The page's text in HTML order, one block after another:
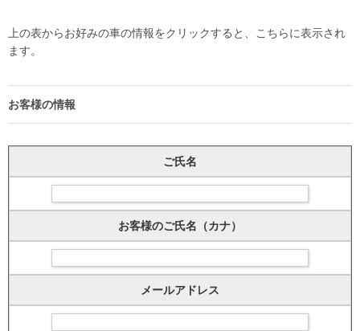
上の表からお好みの車の情報をクリックすると、こちらに表示され
ます。
お客様の情報
ご氏名
お客様のご氏名（カナ）
メールアドレス